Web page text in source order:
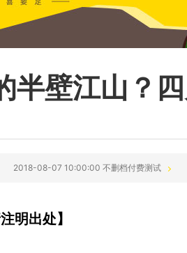
半壁江山？
2018-08-07 10:00:00 不删档付费测试
明出处】